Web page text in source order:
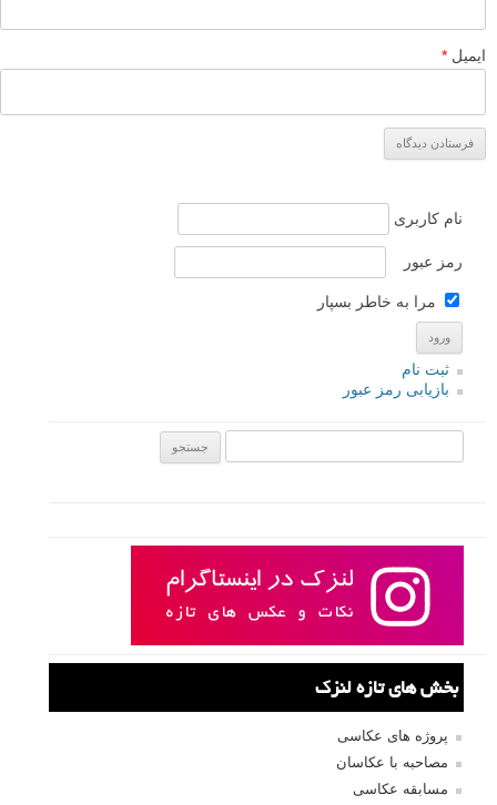
ایمیل *
نام کاربری
رمز عبور
مرا به خاطر بسپار
ثبت نام
بازیابی رمز عبور
بخش های تازه لنزک
پروژه های عکاسی
مصاحبه با عکاسان
مسابقه عکاسی